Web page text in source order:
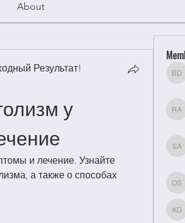
About
Результат!
у
и лечение. Узнайте
а также о способах